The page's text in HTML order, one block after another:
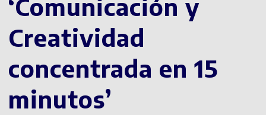
‘Comunicación y
Creatividad
concentrada en 15
minutos’